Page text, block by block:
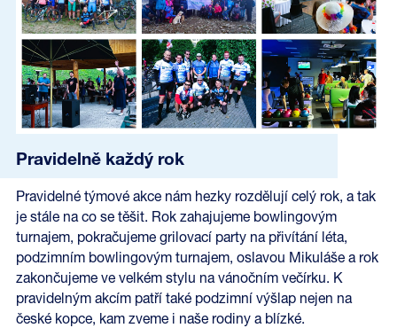
Pravidelně každý rok
Pravidelné týmové akce nám hezky rozdělují celý rok, a tak
je stále na co se těšit. Rok zahajujeme bowlingovým
turnajem, pokračujeme grilovací party na přivítání léta,
podzimním bowlingovým turnajem, oslavou Mikuláše a rok
zakončujeme ve velkém stylu na vánočním večírku. K
pravidelným akcím patří také podzimní výšlap nejen na
české kopce, kam zveme i naše rodiny a blízké.